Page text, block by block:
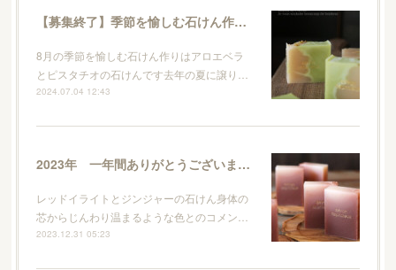
【募集終了】季節を愉しむ石けん作り / 8月 アロエベラとピスタチオの石けん
8月の季節を愉しむ石けん作りはアロエベラ
とピスタチオの石けんです去年の夏に譲り…
2024.07.04 12:43
2023年 一年間ありがとうございました
レッドイライトとジンジャーの石けん身体の
芯からじんわり温まるような色とのコメン…
2023.12.31 05:23